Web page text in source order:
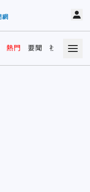
熱門 要聞 社會 娛樂